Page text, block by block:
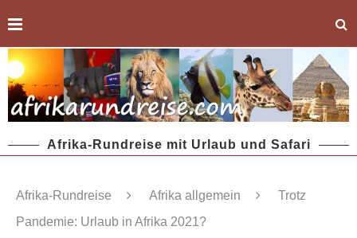
Afrika-Rundreise mit Urlaub und Safari
Afrika-Rundreise Afrika allgemein
Trotz
Pandemie: Urlaub in Afrika 2021?